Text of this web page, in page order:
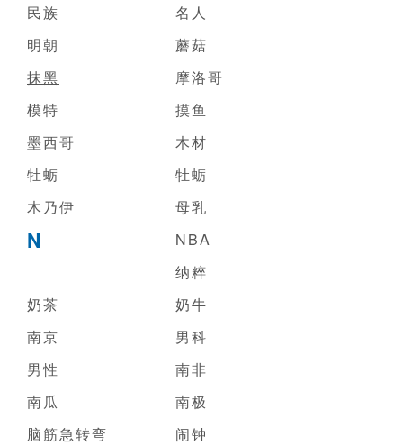
民族
名人
明朝
蘑菇
抹黑
摩洛哥
模特
摸鱼
墨西哥
木材
牡蛎
牡蛎
木乃伊
母乳
N
NBA
纳粹
奶茶
奶牛
南京
男科
男性
南非
南瓜
南极
脑筋急转弯
闹钟